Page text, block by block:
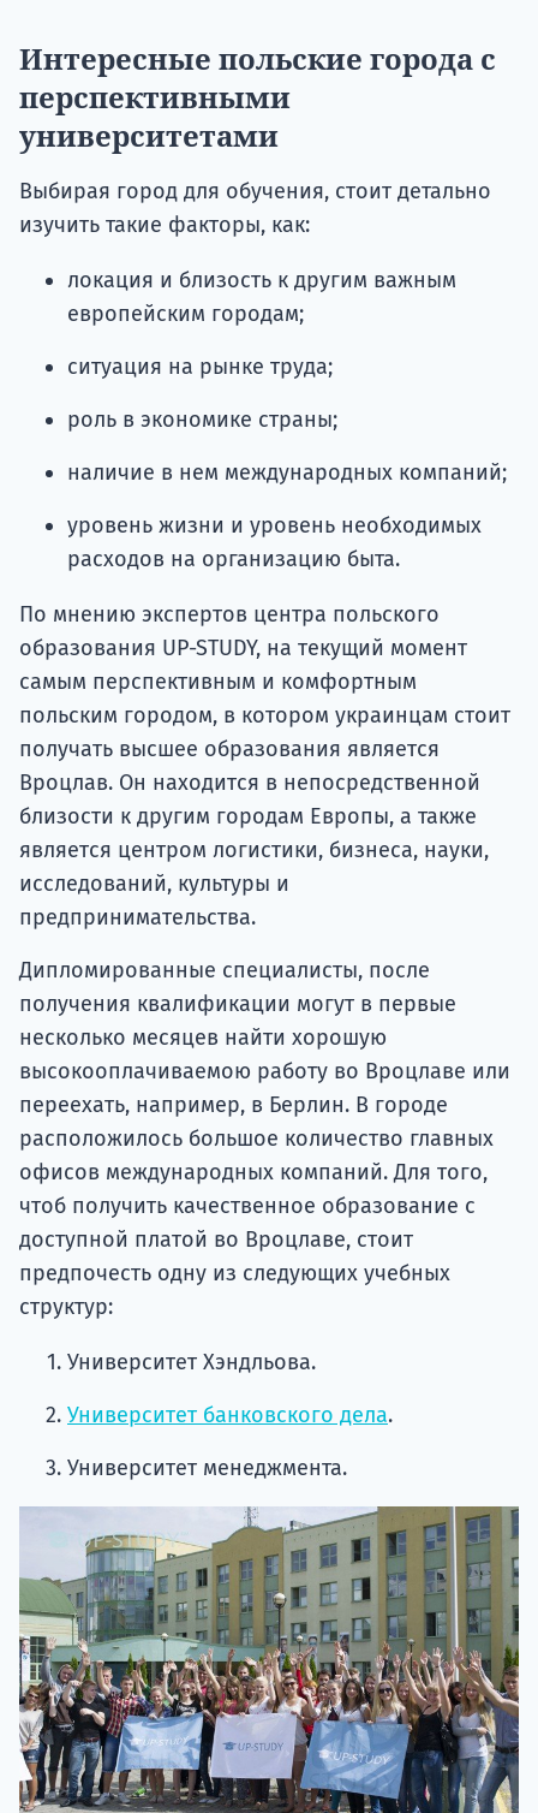
Интересные польские города с
перспективными
университетами
Выбирая город для обучения, стоит детально
изучить такие факторы, как:
локация и близость к другим важным
европейским городам;
ситуация на рынке труда;
роль в экономике страны;
наличие в нем международных компаний;
уровень жизни и уровень необходимых
расходов на организацию быта.
По мнению экспертов центра польского
образования UP-STUDY, на текущий момент
самым перспективным и комфортным
польским городом, в котором украинцам стоит
получать высшее образования является
Вроцлав. Он находится в непосредственной
близости к другим городам Европы, а также
является центром логистики, бизнеса, науки,
исследований, культуры и
предпринимательства.
Дипломированные специалисты, после
получения квалификации могут в первые
несколько месяцев найти хорошую
высокооплачиваемою работу во Вроцлаве или
переехать, например, в Берлин. В городе
расположилось большое количество главных
офисов международных компаний. Для того,
чтоб получить качественное образование с
доступной платой во Вроцлаве, стоит
предпочесть одну из следующих учебных
структур:
Университет Хэндльова.
Университет банковского дела.
Университет менеджмента.